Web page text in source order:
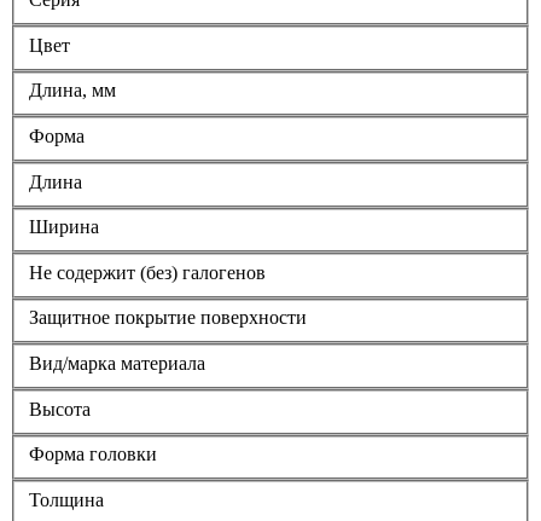
Цвет
Длина, мм
Форма
Длина
Ширина
Не содержит (без) галогенов
Защитное покрытие поверхности
Вид/марка материала
Высота
Форма головки
Толщина